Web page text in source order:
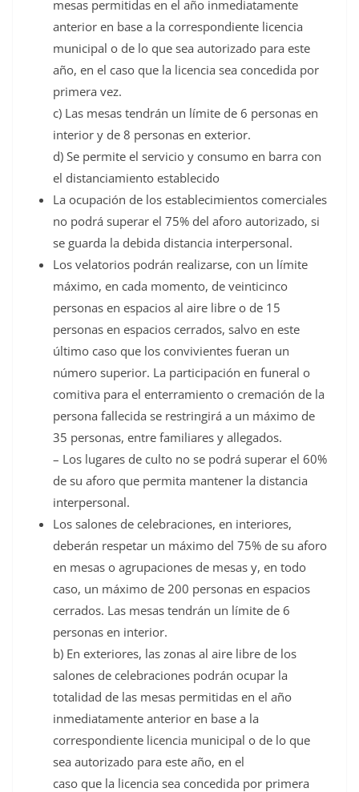
mesas permitidas en el año inmediatamente
anterior en base a la correspondiente licencia
municipal o de lo que sea autorizado para este
año, en el caso que la licencia sea concedida por
primera vez.
c) Las mesas tendrán un límite de 6 personas en
interior y de 8 personas en exterior.
d) Se permite el servicio y consumo en barra con
el distanciamiento establecido
La ocupación de los establecimientos comerciales
no podrá superar el 75% del aforo autorizado, si
se guarda la debida distancia interpersonal.
Los velatorios podrán realizarse, con un límite
máximo, en cada momento, de veinticinco
personas en espacios al aire libre o de 15
personas en espacios cerrados, salvo en este
último caso que los convivientes fueran un
número superior. La participación en funeral o
comitiva para el enterramiento o cremación de la
persona fallecida se restringirá a un máximo de
35 personas, entre familiares y allegados.
– Los lugares de culto no se podrá superar el 60%
de su aforo que permita mantener la distancia
interpersonal.
Los salones de celebraciones, en interiores,
deberán respetar un máximo del 75% de su aforo
en mesas o agrupaciones de mesas y, en todo
caso, un máximo de 200 personas en espacios
cerrados. Las mesas tendrán un límite de 6
personas en interior.
b) En exteriores, las zonas al aire libre de los
salones de celebraciones podrán ocupar la
totalidad de las mesas permitidas en el año
inmediatamente anterior en base a la
correspondiente licencia municipal o de lo que
sea autorizado para este año, en el
caso que la licencia sea concedida por primera